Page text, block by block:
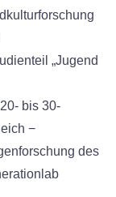
„Jugend
bis 30-
−
des